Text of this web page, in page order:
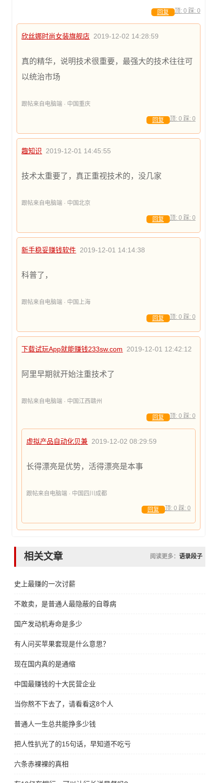
顶: 0 踩: 0
回复
欣丝娜时尚女装旗舰店 2019-12-02 14:28:59
真的精华，说明技术很重要，最强大的技术往往可
以统治市场
跟帖来自电脑端 · 中国重庆
顶: 0 踩: 0
回复
趣知识 2019-12-01 14:45:55
技术太重要了，真正重视技术的，没几家
跟帖来自电脑端 · 中国北京
顶: 0 踩: 0
回复
新手稳妥赚钱软件 2019-12-01 14:14:38
科普了，
跟帖来自电脑端 · 中国上海
顶: 0 踩: 0
回复
下载试玩App就能赚钱233sw.com 2019-12-01 12:42:12
阿里早期就开始注重技术了
跟帖来自电脑端 · 中国江西赣州
顶: 0 踩: 0
回复
虚拟产品自动化贝兼 2019-12-02 08:29:59
长得漂亮是优势，活得漂亮是本事
跟帖来自电脑端 · 中国四川成都
顶: 0 踩: 0
回复
相关文章 阅读更多： 语录段子
史上最赚的一次讨薪
不敢卖，是普通人最隐蔽的自尊病
国产发动机寿命是多少
有人问买苹果套现是什么意思？
现在国内真的是通缩
中国最赚钱的十大民营企业
当你熬不下去了，请看看这8个人
普通人一生总共能挣多少钱
把人性扒光了的15句话，早知道不吃亏
六条赤裸裸的真相